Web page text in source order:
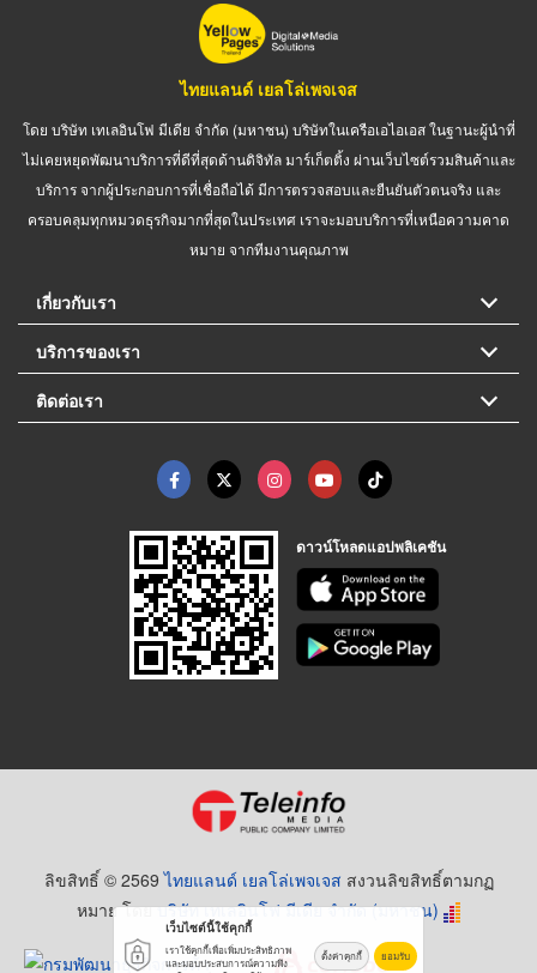
ไทยแลนด์ เยลโล่เพจเจส
โดย บริษัท เทเลอินโฟ มีเดีย จำกัด (มหาชน) บริษัทในเครือเอไอเอส ในฐานะผู้นำที่
ไม่เคยหยุดพัฒนาบริการที่ดีที่สุดด้านดิจิทัล มาร์เก็ตติ้ง ผ่านเว็บไซต์รวมสินค้าและ
บริการ จากผู้ประกอบการที่เชื่อถือได้ มีการตรวจสอบและยืนยันตัวตนจริง และ
ครอบคลุมทุกหมวดธุรกิจมากที่สุดในประเทศ เราจะมอบบริการที่เหนือความคาด
หมาย จากทีมงานคุณภาพ
เกี่ยวกับเรา
บริการของเรา
ติดต่อเรา
ดาวน์โหลดแอปพลิเคชัน
ลิขสิทธิ์ © 2569ไทยแลนด์ เยลโล่เพจเจส สงวนลิขสิทธิ์ตามกฏ
หมาย โดยบริษัท เทเลอินโฟ มีเดีย จำกัด (มหาชน)
เว็บไซต์นี้ใช้คุกกี้
เราใช้คุกกี้เพื่อเพิ่มประสิทธิภาพ
และมอบประสบการณ์ความพึง
ตั้งค่าคุกกี้ ยอมรับ